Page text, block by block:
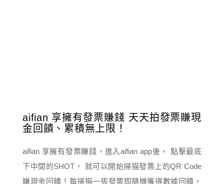
aifian 享擁有發票賺錢 天天拍發票賺現
金回饋、累積無上限！
aifian 享擁有發票賺錢，進入aifian app後， 點擊最底
下中間的SHOT， 就可以開始掃描發票上的QR Code
賺現金回饋！每掃描一張發票即隨機獲得數據回饋，